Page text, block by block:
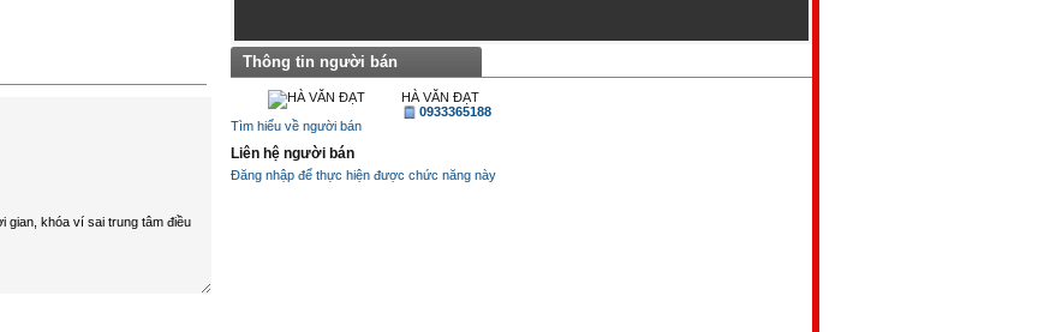
Thông tin người bán
HÀ VĂN ĐẠT
0933365188
Tìm hiểu về người bán
Liên hệ người bán
Đăng nhập để thực hiện được chức năng này